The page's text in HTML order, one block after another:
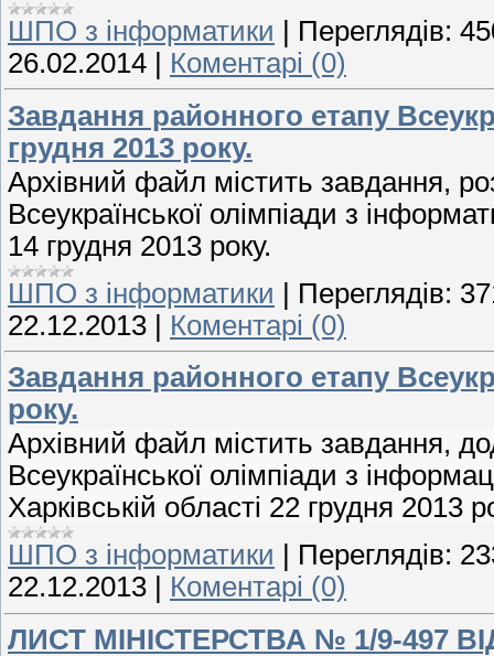
ШПО з інформатики
Переглядів:
26.02.2014
Коментарі (0)
Завдання районного етапу
грудня 2013 року.
Архівний файл містить завдання,
Всеукраїнської олімпіади з
14 грудня 2013 року.
ШПО з інформатики | Переглядів:
22.12.2013 | Коментарі (0)
Завдання районного етапу
року.
Архівний файл містить завдання,
Всеукраїнської олімпіади з
Харківській області 22 грудня 2013
ШПО з інформатики
Переглядів:
22.12.2013
Коментарі (0)
ЛИСТ МІНІСТЕРСТВА № 1/9-497